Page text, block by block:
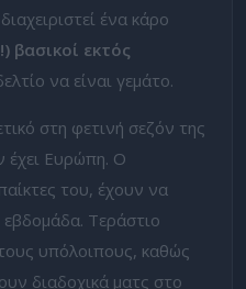
ένα κάρο
βασικοί εκτός
να είναι γεμάτο.
στη φετινή σεζόν της
έχει Ευρώπη. Ο
του, έχουν να
εβδομάδα. Τεράστιο
υπόλοιπους, καθώς
διαδοχικά ματς στο